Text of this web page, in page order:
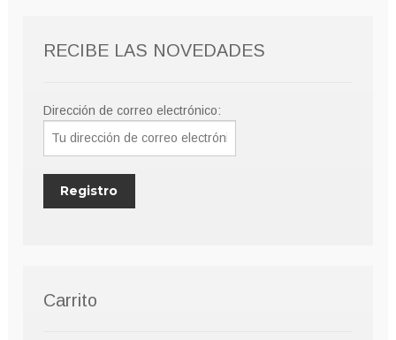
RECIBE LAS NOVEDADES
Dirección de correo electrónico:
Carrito